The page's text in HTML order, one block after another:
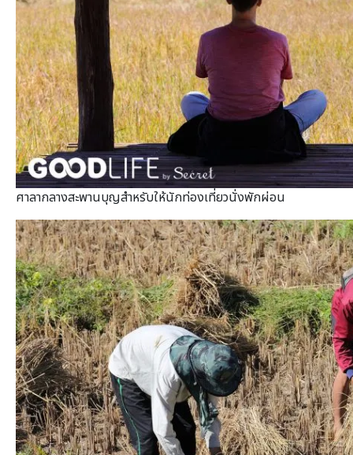
ศาลากลางสะพานบุญสำหรับให้นักท่องเที่ยวนั่งพักผ่อน